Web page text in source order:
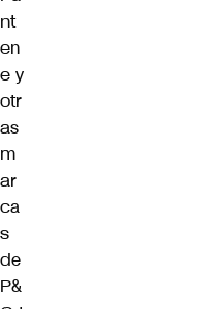
nt
en
e y
otr
as
m
ar
ca
s
de
P&